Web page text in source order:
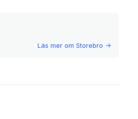
Läs mer om Storebro ->